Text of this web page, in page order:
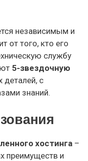
независимым и
от того, кто его
службу
5-звездочную
с
знаний.
хостинга –
преимуществ и